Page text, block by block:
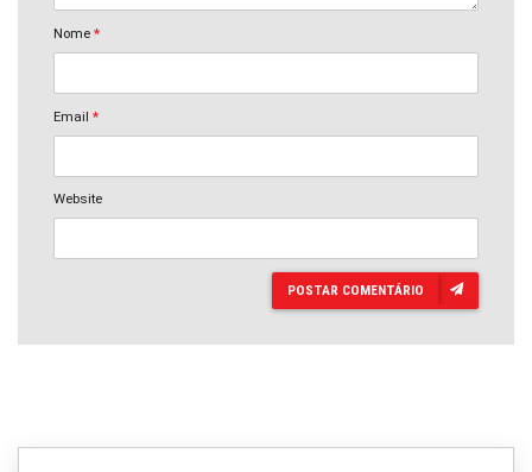
Nome *
Email *
Website
POSTAR COMENTÁRIO